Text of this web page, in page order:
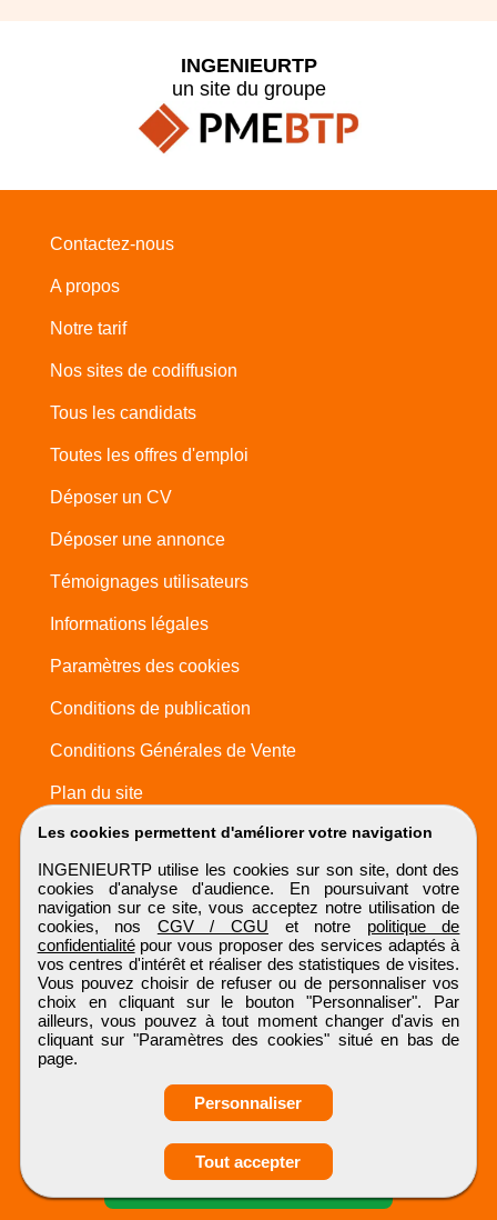
Candidature spontanée
Les cookies permettent d'améliorer votre navigation
INGENIEURTP utilise les cookies sur son site, dont des
cookies d'analyse d'audience. En poursuivant votre
navigation sur ce site, vous acceptez notre utilisation de
cookies, nos CGV / CGU et notre politique de
confidentialitépour vous proposer des services adaptés à
vos centres d'intérêt et réaliser des statistiques de visites.
Vous pouvez choisir de refuser ou de personnaliser vos
choix en cliquant sur le bouton "Personnaliser". Par
ailleurs, vous pouvez à tout moment changer d'avis en
cliquant sur "Paramètres des cookies" situé en bas de
page.
Personnaliser
Tout accepter
INGENIEURTP
un site du groupe
Contactez-nous
A propos
Notre tarif
Nos sites de codiffusion
Tous les candidats
Toutes les offres d'emploi
Déposer un CV
Déposer une annonce
Témoignages utilisateurs
Informations légales
Paramètres des cookies
Conditions de publication
Conditions Générales de Vente
Plan du site
INGENIEURTP
Tous droits réservés © 1999 - 2026